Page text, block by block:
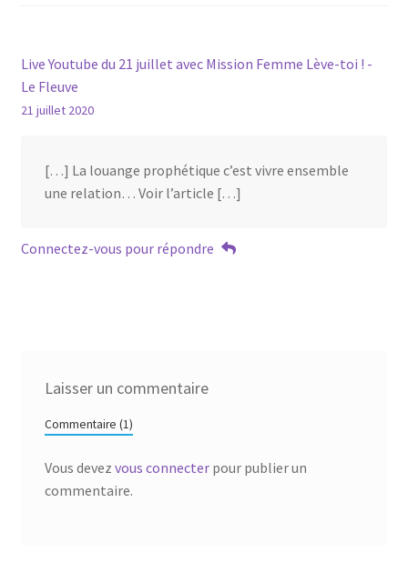
Live Youtube du 21 juillet avec Mission Femme Lève-toi ! -
Le Fleuve
21 juillet 2020
[…] La louange prophétique c’est vivre ensemble
une relation… Voir l’article […]
Connectez-vous pour répondre
Laisser un commentaire
Commentaire (1)
Vous devez vous connecterpour publier un
commentaire.